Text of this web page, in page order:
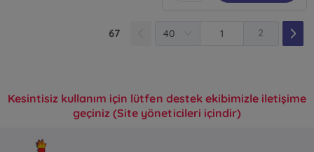
67 2
Kesintisiz kullanım için lütfen destek ekibimizle iletişime
geçiniz (Site yöneticileri içindir)